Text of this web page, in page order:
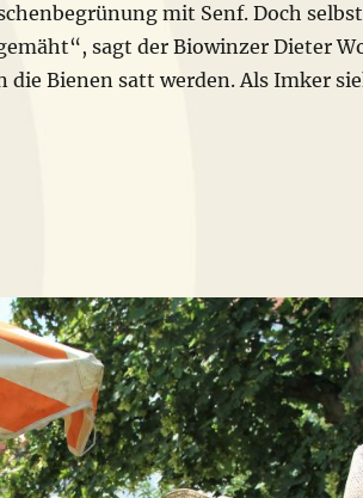
mit Senf. Doch
sagt der Biowinzer Dieter
Bienen satt werden. Als Imker